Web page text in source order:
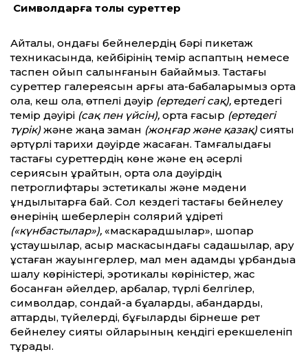
Символдарға толы суреттер
Айталық, ондағы бейнелердің бәрі пикетаж
техникасында, кейбірінің темір аспаптың немесе
таспен ойып салынғанын байқаймыз. Тастағы
суреттер галереясын арғы ата-бабаларымыз орта
қола, кеш қола, өтпелі дәуір (ертедегі сақ), ертедегі
темір дәуірі (сақ пен үйсін), орта ғасыр (ертедегі
түрік)және жаңа заман (жоңғар және қазақ)сияқты
әртүрлі тарихи дәуірде жасаған. Тамғалыдағы
тастағы суреттердің көне және ең әсерлі
сериясын құрайтын, орта қола дәуірдің
петроглифтары эстетикалық және мәдени
құндылықтарға бай. Сол кездегі тастағы бейнелеу
өнерінің шеберлерін солярий құдіреті
(«күнбастылар»), «маскарадшылар», шоқпар
ұстаушылар, қасқыр маскасындағы садақшылар, қару
ұстаған жауынгерлер, мал мен адамды құрбандыққа
шалу көріністері, эротикалық көріністер, жас
босанған әйелдер, арбалар, түрлі белгілер,
символдар, сондай-ақ бұқаларды, қабандарды,
аттарды, түйелерді, бұғыларды бірнеше рет
бейнелеу сияқты ойларының кеңдігі ерекшеленіп
тұрады.